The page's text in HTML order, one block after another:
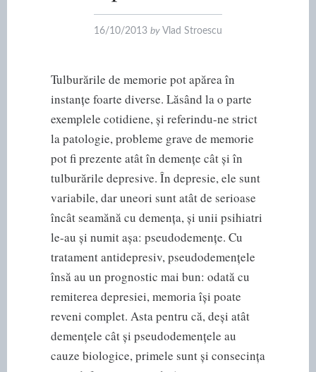
16/10/2013 by Vlad Stroescu
Tulburările de memorie pot apărea în
instanțe foarte diverse. Lăsând la o parte
exemplele cotidiene, și referindu-ne strict
la patologie, probleme grave de memorie
pot fi prezente atât în demențe cât și în
tulburările depresive. În depresie, ele sunt
variabile, dar uneori sunt atât de serioase
încât seamănă cu demența, și unii psihiatri
le-au și numit așa: pseudodemențe. Cu
tratament antidepresiv, pseudodemențele
însă au un prognostic mai bun: odată cu
remiterea depresiei, memoria își poate
reveni complet. Asta pentru că, deși atât
demențele cât și pseudodemențele au
cauze biologice, primele sunt și consecința